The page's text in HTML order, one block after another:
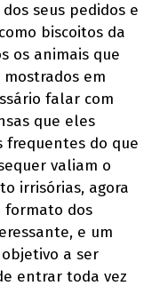
seus pedidos e
biscoitos da
os animais que
em
falar com
que eles
frequentes do que
valiam o
irrisórias, agora
formato dos
e um
a ser
entrar toda vez